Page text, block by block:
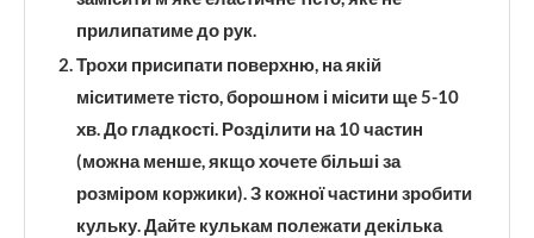
прилипатиме до рук.
Трохи присипати поверхню, на якій
міситимете тісто, борошном і місити ще 5-10
хв. До гладкості. Розділити на 10 частин
(можна менше, якщо хочете більші за
розміром коржики). З кожної частини зробити
кульку. Дайте кулькам полежати декілька